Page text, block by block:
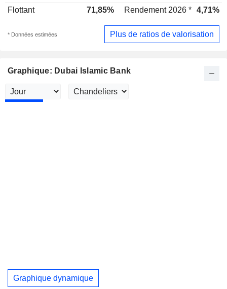
Flottant
71,85% Rendement 2026 * 4,71%
* Données estimées Plus de ratios de valorisation
Graphique: Dubai Islamic Bank
Graphique dynamique